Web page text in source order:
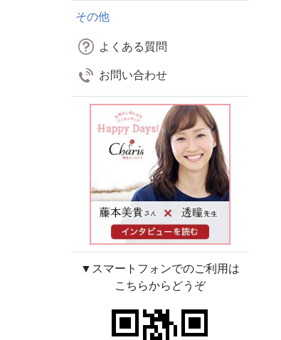
その他
よくある質問
お問い合わせ
▼スマートフォンでのご利用は
こちらからどうぞ